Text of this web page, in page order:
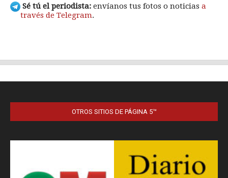
OTROS SITIOS DE PÁGINA 5™